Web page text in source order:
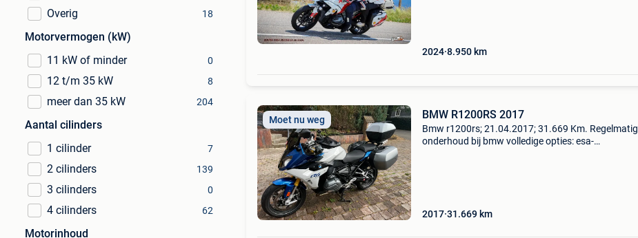
Overig 18
Motorvermogen (kW)
11 kW of minder
0
12 t/m 35 kW 8
meer dan 35 kW 204
Aantal cilinders
1 cilinder
7
2 cilinders 139
3 cilinders 0
4 cilinders 62
Motorinhoud
2024 8.950 km
Moet nu weg BMW R1200RS 2017
Bmw r1200rs; 21.04.2017; 31.669 Km. Regelmatig
onderhoud bij bmw volledige opties: esa-
2017 31.669 km